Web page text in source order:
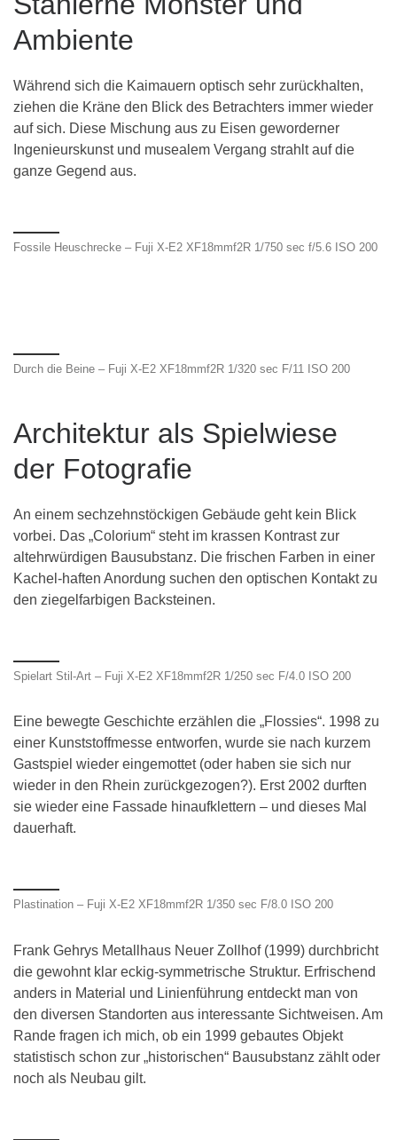
Ambiente
Während sich die Kaimauern optisch sehr zurückhalten,
ziehen die Kräne den Blick des Betrachters immer wieder
auf sich. Diese Mischung aus zu Eisen geworderner
Ingenieurskunst und musealem Vergang strahlt auf die
ganze Gegend aus.
Fossile Heuschrecke – Fuji X-E2 XF18mmf2R 1/750 sec f/5.6 ISO 200
Durch die Beine – Fuji X-E2 XF18mmf2R 1/320 sec F/11 ISO 200
Architektur als Spielwiese
der Fotografie
An einem sechzehnstöckigen Gebäude geht kein Blick
vorbei. Das „Colorium“ steht im krassen Kontrast zur
altehrwürdigen Bausubstanz. Die frischen Farben in einer
Kachel-haften Anordung suchen den optischen Kontakt zu
den ziegelfarbigen Backsteinen.
Spielart Stil-Art – Fuji X-E2 XF18mmf2R 1/250 sec F/4.0 ISO 200
Eine bewegte Geschichte erzählen die „Flossies“. 1998 zu
einer Kunststoffmesse entworfen, wurde sie nach kurzem
Gastspiel wieder eingemottet (oder haben sie sich nur
wieder in den Rhein zurückgezogen?). Erst 2002 durften
sie wieder eine Fassade hinaufklettern – und dieses Mal
dauerhaft.
Plastination – Fuji X-E2 XF18mmf2R 1/350 sec F/8.0 ISO 200
Frank Gehrys Metallhaus Neuer Zollhof (1999) durchbricht
die gewohnt klar eckig-symmetrische Struktur. Erfrischend
anders in Material und Linienführung entdeckt man von
den diversen Standorten aus interessante Sichtweisen. Am
Rande fragen ich mich, ob ein 1999 gebautes Objekt
statistisch schon zur „historischen“ Bausubstanz zählt oder
noch als Neubau gilt.